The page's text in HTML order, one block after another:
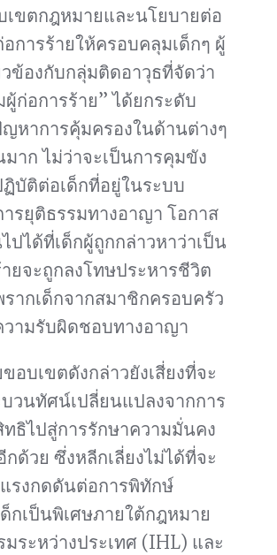
เขตกฎหมายและนโยบายต่อ
การร้ายให้ครอบคลุมเด็กๆ ผู้
ข้องกับกลุ่มติดอาวุธที่จัดว่า
ผู้ก่อการร้าย” ได้ยกระดับ
หาการคุ้มครองในด้านต่างๆ
าก ไม่ว่าจะเป็นการคุมขัง
ฏิบัติต่อเด็กที่อยู่ในระบบ
รยุติธรรมทางอาญา โอกาส
ปได้ที่เด็กผู้ถูกกล่าวหาว่าเป็น
ยจะถูกลงโทษประหารชีวิต
ากเด็กจากสมาชิกครอบครัว
วามรับผิดชอบทางอาญา
อบเขตดังกล่าวยังเสี่ยงที่จะ
วนทัศน์เปลี่ยนแปลงจากการ
ธิไปสู่การรักษาความมั่นคง
ด้วย ซึ่งหลีกเลี่ยงไม่ได้ที่จะ
รงกดดันต่อการพิทักษ์
กเป็นพิเศษภายใต้กฎหมาย
ระหว่างประเทศ (IHL) และ